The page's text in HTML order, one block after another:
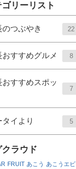
ゴリーリスト
のつぶやき 22
おすすめグルメ 8
おすすめスポッ
7
タイより 5
クラウド
FRUIT あこう あこうエビ